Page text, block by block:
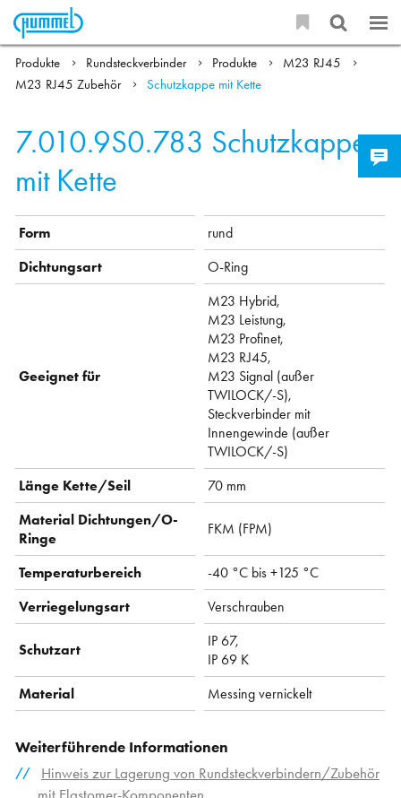
Produkte Rundsteckverbinder Produkte
M23 RJ45
M23 RJ45 Zubehör
Schutzkappe mit Kette
7.010.9S0.783 Schutzkappe
mit Kette
Form
rund
Dichtungsart
O-Ring
Geeignet für
M23 Hybrid,
M23 Leistung,
M23 Profinet,
M23 RJ45,
M23 Signal (außer
TWILOCK/-S),
Steckverbinder mit
Innengewinde (außer
TWILOCK/-S)
Länge Kette/Seil
70 mm
Material Dichtungen/O-
Ringe
FKM (FPM)
Temperaturbereich
-40 °C bis +125 °C
Verriegelungsart
Verschrauben
Schutzart
IP 67,
IP 69 K
Material
Messing vernickelt
Weiterführende Informationen
Hinweis zur Lagerung von Rundsteckverbindern/Zubehör